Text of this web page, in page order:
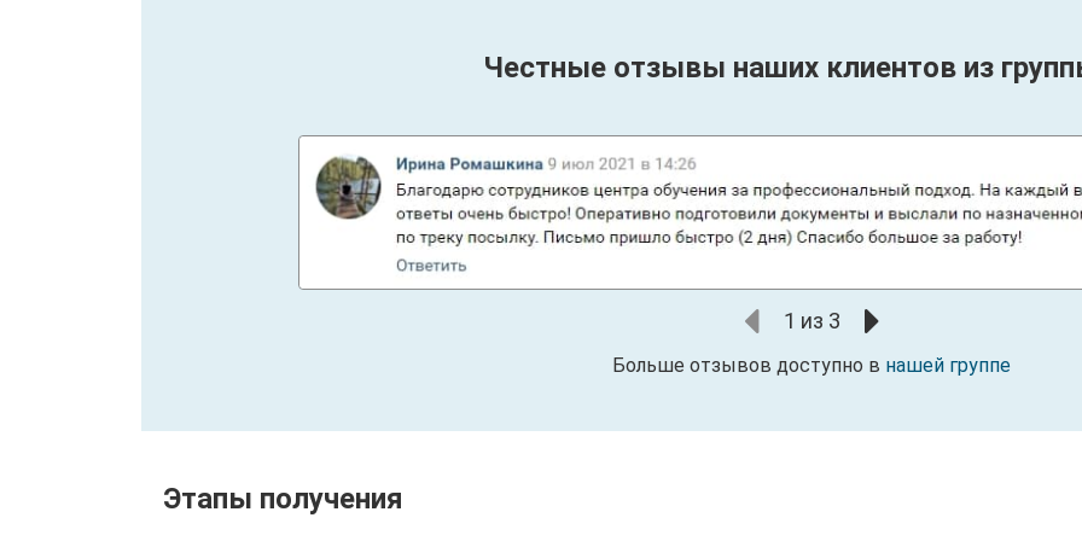
Честные отзывы наших клиентов из
1 из 3
Больше отзывов доступно в нашей группе
Этапы получения